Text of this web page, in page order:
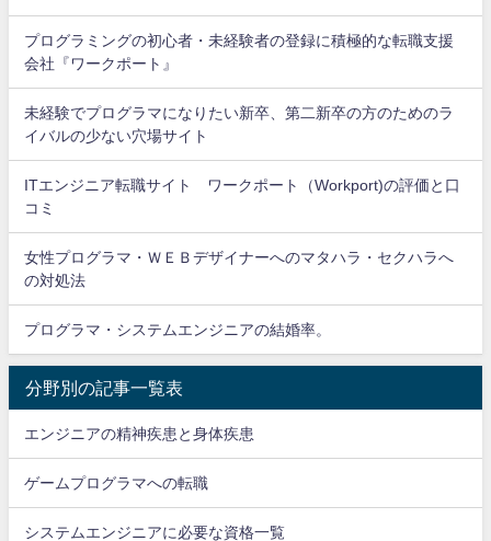
プログラミングの初心者・未経験者の登録に積極的な転職支援
会社『ワークポート』
未経験でプログラマになりたい新卒、第二新卒の方のためのラ
イバルの少ない穴場サイト
ITエンジニア転職サイト ワークポート（Workport)の評価と口
コミ
女性プログラマ・ＷＥＢデザイナーへのマタハラ・セクハラへ
の対処法
プログラマ・システムエンジニアの結婚率。
分野別の記事一覧表
エンジニアの精神疾患と身体疾患
ゲームプログラマへの転職
システムエンジニアに必要な資格一覧